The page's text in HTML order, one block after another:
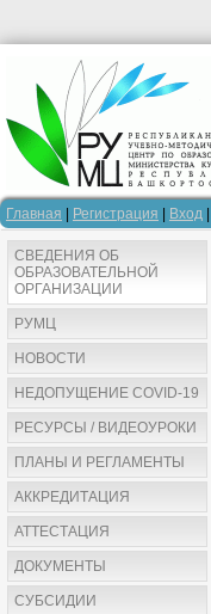
Главная Регистрация Вход
СВЕДЕНИЯ ОБ
ОБРАЗОВАТЕЛЬНОЙ
ОРГАНИЗАЦИИ
РУМЦ
НОВОСТИ
НЕДОПУЩЕНИЕ COVID-19
РЕСУРСЫ / ВИДЕОУРОКИ
ПЛАНЫ И РЕГЛАМЕНТЫ
АККРЕДИТАЦИЯ
АТТЕСТАЦИЯ
ДОКУМЕНТЫ
СУБСИДИИ